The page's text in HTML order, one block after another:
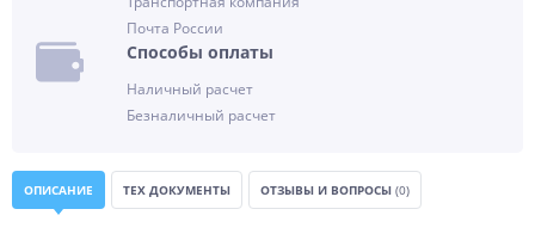
Почта России
Способы оплаты
Наличный расчет
Безналичный расчет
ОПИСАНИЕ ТЕХ ДОКУМЕНТЫ ОТЗЫВЫ И ВОПРОСЫ (0)